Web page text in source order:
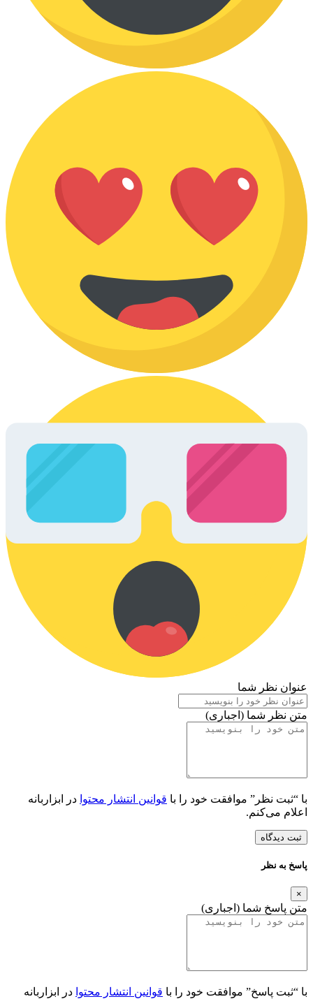
عنوان نظر شما
متن نظر شما (اجباری)
با “ثبت نظر” موافقت خود را با قوانین انتشار محتوا در ابزاربانه
اعلام می‌کنم.
ثبت دیدگاه
پاسخ به نظر
×
متن پاسخ شما (اجباری)
با “ثبت پاسخ” موافقت خود را با قوانین انتشار محتوا در ابزاربانه